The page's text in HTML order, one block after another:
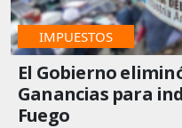
IMPUESTOS
El Gobierno
Ganancias para
Fuego